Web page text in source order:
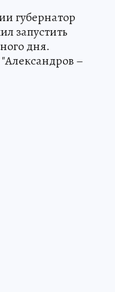
губернатор
запустить
дня.
–